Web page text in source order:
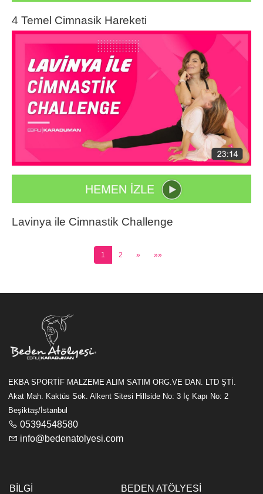
4 Temel Cimnasik Hareketi
Lavinya ile Cimnastik Challenge
1 2 » »»
EKBA SPORTİF MALZEME ALIM SATIM ORG.VE DAN. LTD ŞTİ.
Akat Mah. Kaktüs Sok. Alkent Sitesi Hillside No: 3 İç Kapı No: 2
Beşiktaş/İstanbul
05394548580
info@bedenatolyesi.com
BILGI BEDEN ATÖLYESI